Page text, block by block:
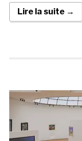
Lire la suite →